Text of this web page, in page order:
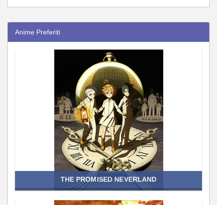
Anime Preferiti
THE PROMISED NEVERLAND